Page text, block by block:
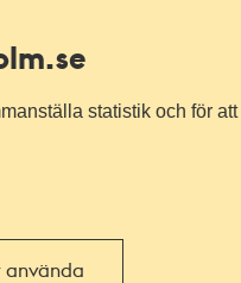
statistik och för
använda